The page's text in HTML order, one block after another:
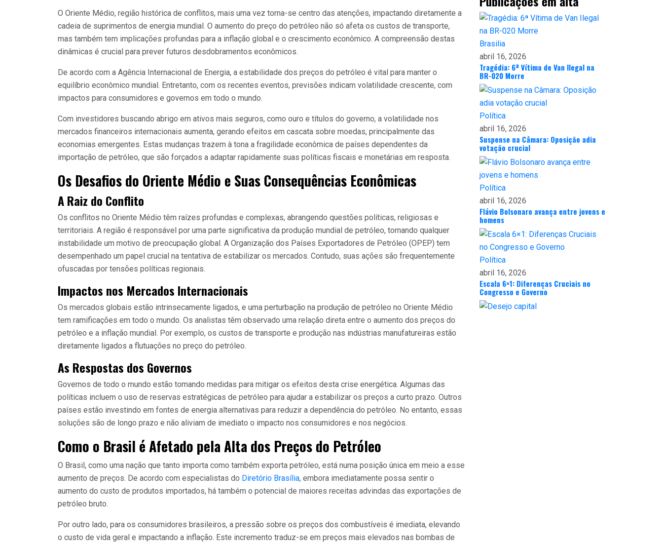
O Oriente Médio, região histórica de conflitos, mais uma vez torna-se centro das atenções, impactando diretamente a
cadeia de suprimentos de energia mundial. O aumento do preço do petróleo não só afeta os custos de transporte,
mas também tem implicações profundas para a inflação global e o crescimento econômico. A compreensão destas
dinâmicas é crucial para prever futuros desdobramentos econômicos.
De acordo com a Agência Internacional de Energia, a estabilidade dos preços do petróleo é vital para manter o
equilíbrio econômico mundial. Entretanto, com os recentes eventos, previsões indicam volatilidade crescente, com
impactos para consumidores e governos em todo o mundo.
Com investidores buscando abrigo em ativos mais seguros, como ouro e títulos do governo, a volatilidade nos
mercados financeiros internacionais aumenta, gerando efeitos em cascata sobre moedas, principalmente das
economias emergentes. Estas mudanças trazem à tona a fragilidade econômica de países dependentes da
importação de petróleo, que são forçados a adaptar rapidamente suas políticas fiscais e monetárias em resposta.
Os Desafios do Oriente Médio e Suas Consequências Econômicas
A Raiz do Conflito
Os conflitos no Oriente Médio têm raízes profundas e complexas, abrangendo questões políticas, religiosas e
territoriais. A região é responsável por uma parte significativa da produção mundial de petróleo, tornando qualquer
instabilidade um motivo de preocupação global. A Organização dos Países Exportadores de Petróleo (OPEP) tem
desempenhado um papel crucial na tentativa de estabilizar os mercados. Contudo, suas ações são frequentemente
ofuscadas por tensões políticas regionais.
Impactos nos Mercados Internacionais
Os mercados globais estão intrinsecamente ligados, e uma perturbação na produção de petróleo no Oriente Médio
tem ramificações em todo o mundo. Os analistas têm observado uma relação direta entre o aumento dos preços do
petróleo e a inflação mundial. Por exemplo, os custos de transporte e produção nas indústrias manufatureiras estão
diretamente ligados a flutuações no preço do petróleo.
As Respostas dos Governos
Governos de todo o mundo estão tomando medidas para mitigar os efeitos desta crise energética. Algumas das
políticas incluem o uso de reservas estratégicas de petróleo para ajudar a estabilizar os preços a curto prazo. Outros
países estão investindo em fontes de energia alternativas para reduzir a dependência do petróleo. No entanto, essas
soluções são de longo prazo e não aliviam de imediato o impacto nos consumidores e nos negócios.
Como o Brasil é Afetado pela Alta dos Preços do Petróleo
O Brasil, como uma nação que tanto importa como também exporta petróleo, está numa posição única em meio a esse
aumento de preços. De acordo com especialistas do Diretório Brasília, embora imediatamente possa sentir o
aumento do custo de produtos importados, há também o potencial de maiores receitas advindas das exportações de
petróleo bruto.
Por outro lado, para os consumidores brasileiros, a pressão sobre os preços dos combustíveis é imediata, elevando
o custo de vida geral e impactando a inflação. Este incremento traduz-se em preços mais elevados nas bombas de
Brasilia
abril 16, 2026
Tragédia: 6ª Vítima de Van Ilegal na
BR-020 Morre
Política
abril 16, 2026
Suspense na Câmara: Oposição adia
votação crucial
Política
abril 16, 2026
Flávio Bolsonaro avança entre jovens e
homens
Política
abril 16, 2026
Escala 6×1: Diferenças Cruciais no
Congresso e Governo